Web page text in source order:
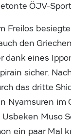
ÖJV-
Freilos
den
dank eines
sicher.
das dritte
Nyamsuren im
Muso
ein paar Mal